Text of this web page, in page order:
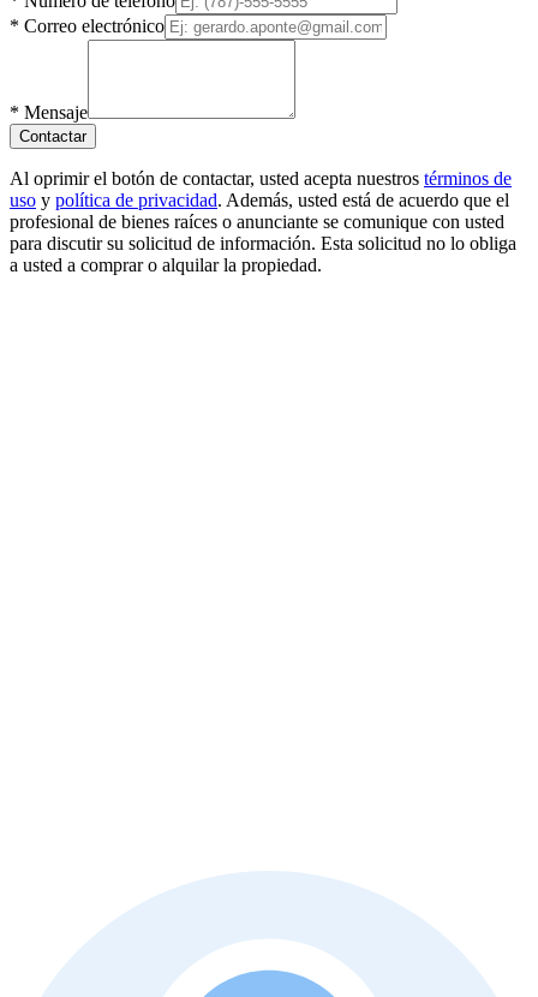
* Correo electrónico
* Mensaje
Contactar
Al oprimir el botón de contactar, usted acepta nuestros términos de
uso y política de privacidad. Además, usted está de acuerdo que el
profesional de bienes raíces o anunciante se comunique con usted
para discutir su solicitud de información. Esta solicitud no lo obliga
a usted a comprar o alquilar la propiedad.